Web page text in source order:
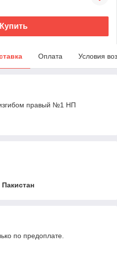
Купить
Оплата Условия
правый №1 НП
Пакистан
по предоплате.